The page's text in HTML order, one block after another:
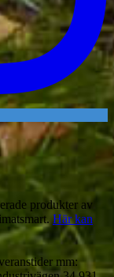
produkter av
Här kan
mm: